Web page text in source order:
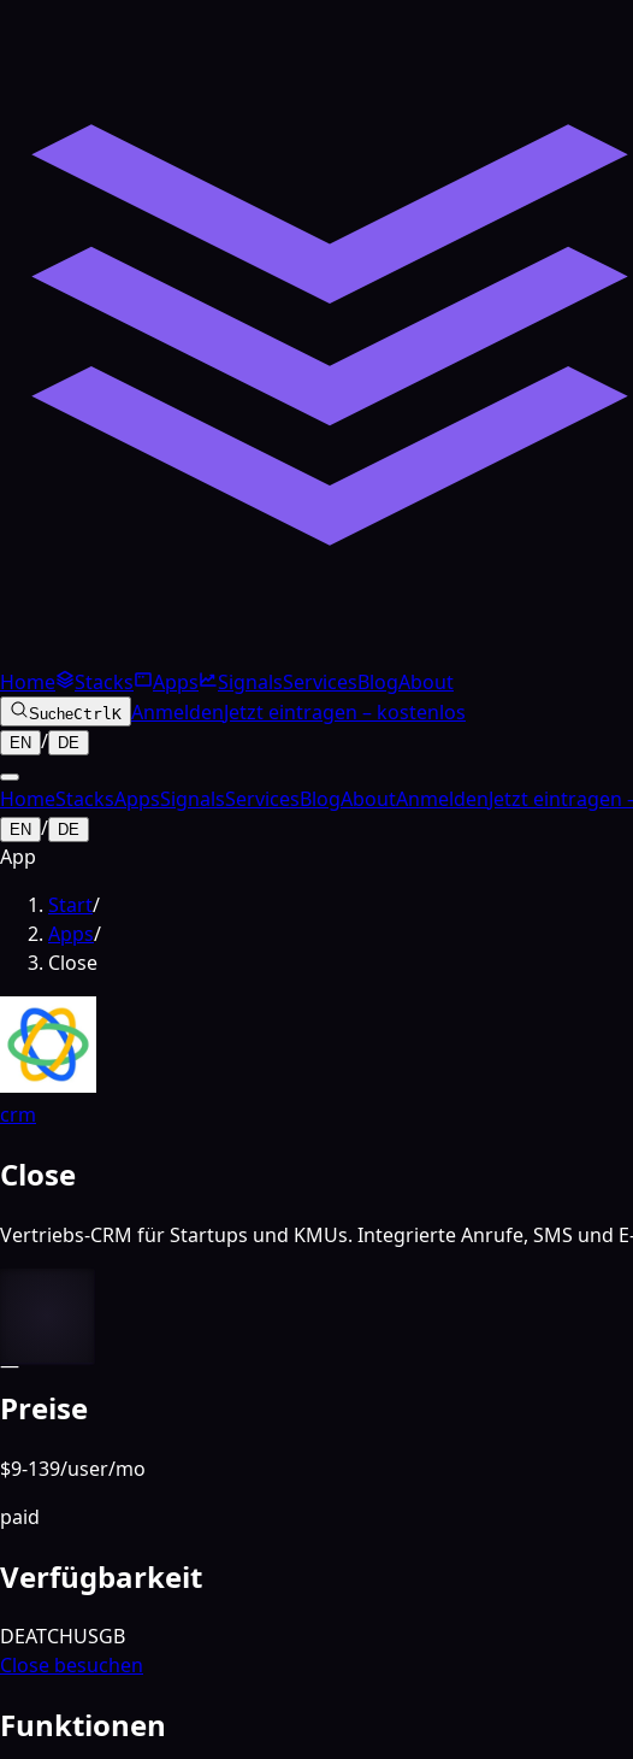
Home
Stacks Apps SignalsServicesBlogAbout
SucheCtrlK AnmeldenJetzt eintragen – kostenlos
EN / DE
HomeStacksAppsSignalsServicesBlogAboutAnmeldenJetzt eintragen
EN / DE
App
Start/
Apps/
Close
crm
Close
Vertriebs-CRM für Startups und KMUs. Integrierte Anrufe, SMS und
—
Preise
$9-139/user/mo
paid
Verfügbarkeit
DEATCHUSGB
Close besuchen
Funktionen